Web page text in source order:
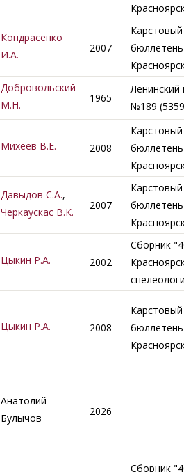
Кондрасенко
И.А.
2007
Карстовый
Добровольский
М.Н.
1965
Ленинский
№189
Михеев В.Е. 2008
Карстовый
Давыдов С.А.,
Черкаускас В.К.
2007
Карстовый
Цыкин Р.А. 2002
Сборник
Цыкин Р.А. 2008
Карстовый
Анатолий
Булычов
2026
Сборник